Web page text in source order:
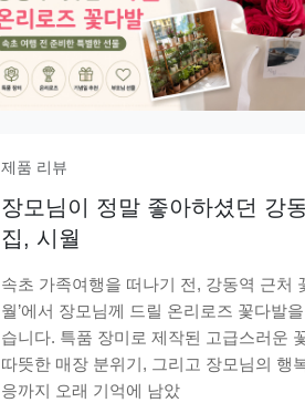
제품 리뷰
장모님이 정말 좋아하셨던 강
집, 시월
속초 가족여행을 떠나기 전, 강동역 근처
월’에서 장모님께 드릴 온리로즈 꽃다발
습니다. 특품 장미로 제작된 고급스러운
따뜻한 매장 분위기, 그리고 장모님의 행
응까지 오래 기억에 남았